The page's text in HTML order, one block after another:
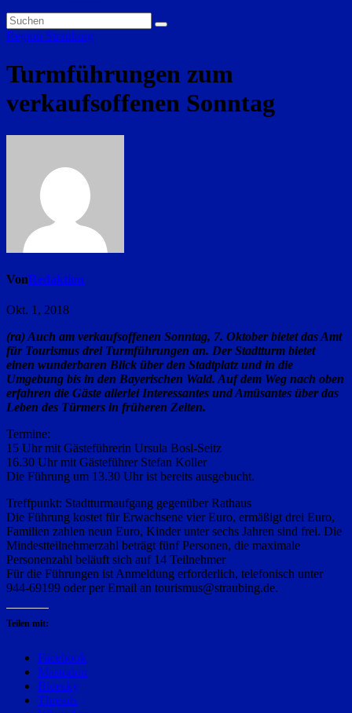
Region Straubing
Turmführungen zum
verkaufsoffenen Sonntag
VonRedaktion
Okt. 1, 2018
(ra) Auch am verkaufsoffenen Sonntag, 7. Oktober bietet das Amt
für Tourismus drei Turmführungen an. Der Stadtturm bietet
einen wunderbaren Blick über den Stadtplatz und in die
Umgebung bis in den Bayerischen Wald. Auf dem Weg nach oben
erfahren die Gäste allerlei Interessantes und Amüsantes über das
Leben des Türmers in früheren Zeiten.
Termine:
15 Uhr mit Gästeführerin Ursula Bosl-Seitz
16.30 Uhr mit Gästeführer Stefan Koller
Die Führung um 13.30 Uhr ist bereits ausgebucht.
Treffpunkt: Stadtturmaufgang gegenüber Rathaus
Die Führung kostet für Erwachsene vier Euro, ermäßigt drei Euro,
Familien zahlen neun Euro, Kinder unter sechs Jahren sind frei. Die
Mindestteilnehmerzahl beträgt fünf Personen, die maximale
Personenzahl beläuft sich auf 14 Teilnehmer
Für die Führungen ist Anmeldung erforderlich, telefonisch unter
944-69199 oder per Email an tourismus@straubing.de.
Teilen mit:
Facebook
Mastodon
Bluesky
Threads